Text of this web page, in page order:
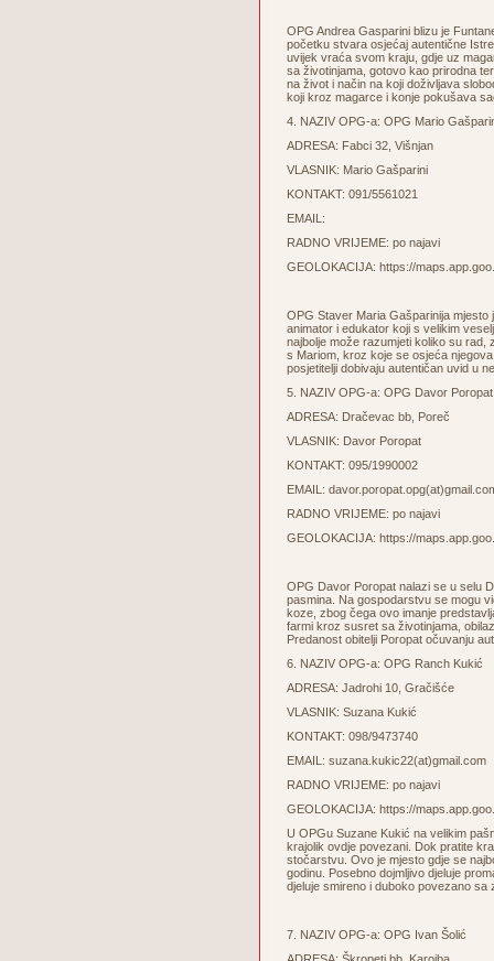
OPG Andrea Gasparini blizu je
početku stvara osjećaj autentične
uvijek vraća svom kraju, gdje uz
sa životinjama, gotovo kao prirodna
na život i način na koji doživljava
koji kroz magarce i konje pokušava
4. NAZIV OPG-a: OPG Mario
ADRESA: Fabci 32, Višnjan
VLASNIK: Mario Gašparini
KONTAKT: 091/5561021
EMAIL:
RADNO VRIJEME: po najavi
GEOLOKACIJA: https://
OPG Staver Maria Gašparinija
animator i edukator koji s velikim
najbolje može razumjeti koliko su rad,
s Mariom, kroz koje se osjeća
posjetitelji dobivaju autentičan uvid u
5. NAZIV OPG-a: OPG Davor Poropat
ADRESA: Dračevac bb, Poreč
VLASNIK: Davor Poropat
KONTAKT: 095/1990002
EMAIL:
RADNO VRIJEME: po najavi
GEOLOKACIJA: https://
OPG Davor Poropat nalazi se u selu
pasmina. Na gospodarstvu se mogu
koze, zbog čega ovo imanje
farmi kroz susret sa životinjama,
Predanost obitelji Poropat očuvanju
6. NAZIV OPG-a: OPG Ranch Kukić
ADRESA: Jadrohi 10, Gračišće
VLASNIK: Suzana Kukić
KONTAKT: 098/9473740
EMAIL: suzana.kukic22(at)gmail.com
RADNO VRIJEME: po najavi
GEOLOKACIJA: https://
U OPGu Suzane Kukić na velikim
krajolik ovdje povezani. Dok pratite
stočarstvu. Ovo je mjesto gdje se
godinu. Posebno dojmljivo djeluje
djeluje smireno i duboko povezano sa
7. NAZIV OPG-a: OPG Ivan Šolić